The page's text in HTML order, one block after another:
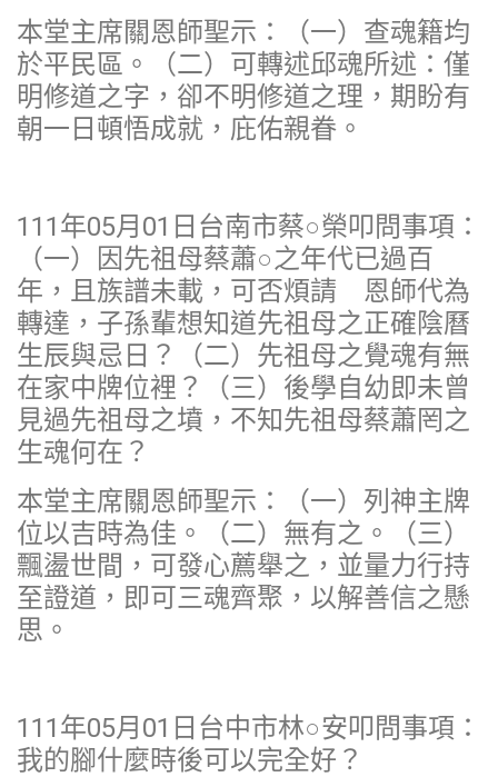
本堂主席關恩師聖示：（一）查魂籍均
於平民區。（二）可轉述邱魂所述：僅
明修道之字，卻不明修道之理，期盼有
朝一日頓悟成就，庇佑親眷。
111年05月01日台南市蔡○榮叩問事項：
（一）因先祖母蔡蕭○之年代已過百
年，且族譜未載，可否煩請 恩師代為
轉達，子孫輩想知道先祖母之正確陰曆
生辰與忌日？（二）先祖母之覺魂有無
在家中牌位裡？（三）後學自幼即未曾
見過先祖母之墳，不知先祖母蔡蕭罔之
生魂何在？
本堂主席關恩師聖示：（一）列神主牌
位以吉時為佳。（二）無有之。（三）
飄盪世間，可發心薦舉之，並量力行持
至證道，即可三魂齊聚，以解善信之懸
思。
111年05月01日台中市林○安叩問事項：
我的腳什麼時後可以完全好？